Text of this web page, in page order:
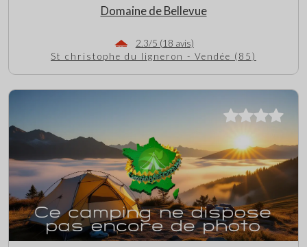
Domaine de Bellevue
2.3/5 (18 avis)
St christophe du ligneron - Vendée (85)